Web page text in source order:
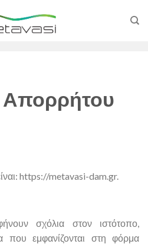
Απορρήτου
https://metavasi-dam.gr.
σχόλια στον ιστότοπο,
που εμφανίζονται στη φόρμα